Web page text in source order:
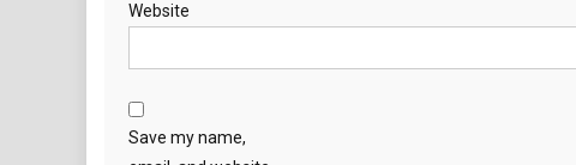
Website
Save my name,